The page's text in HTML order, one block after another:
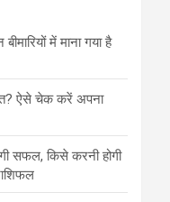
में माना गया है
ऐसे चेक करें अपना
सफल, किसे करनी होगी